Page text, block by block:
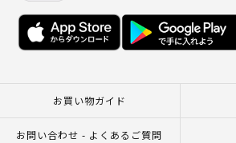
お買い物ガイド
お問い合わせ - よくあるご質問